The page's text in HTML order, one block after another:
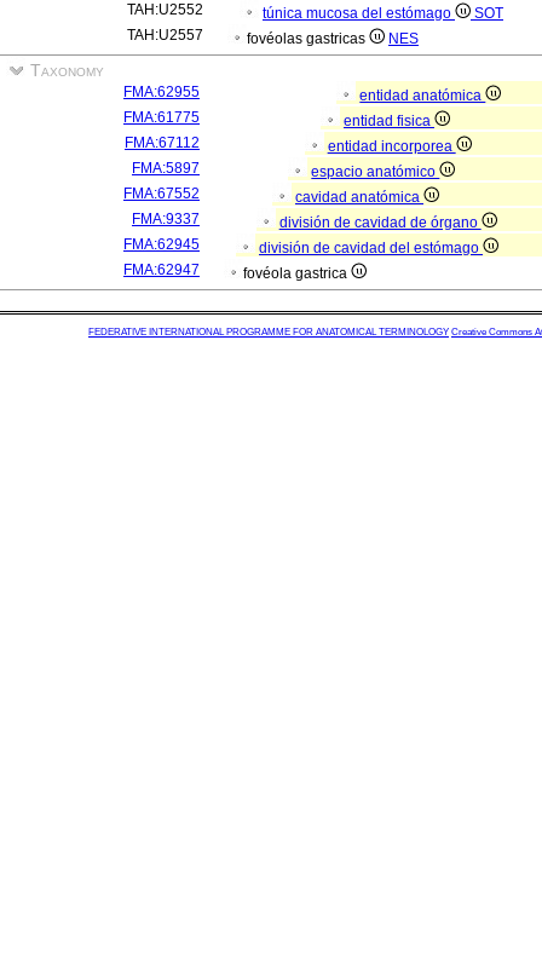
TAH:U2552
túnica mucosa del estómago
SOT
TAH:U2557
fovéolas gastricas NES
Taxonomy
FMA:62955
entidad anatómica
FMA:61775
entidad fisica
FMA:67112
entidad incorporea
FMA:5897
espacio anatómico
FMA:67552
cavidad anatómica
FMA:9337
división de cavidad de órgano
FMA:62945
división de cavidad del estómago
FMA:62947
fovéola gastrica
FEDERATIVE INTERNATIONAL PROGRAMME FOR ANATOMICAL TERMINOLOGY Creative Commons